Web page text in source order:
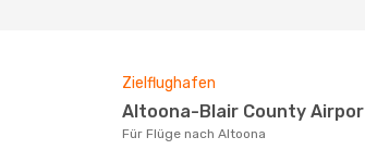
Zielflughafen
Altoona-Blair County
Für Flüge nach Altoona